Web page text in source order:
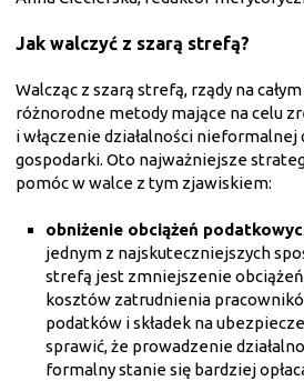
Jak walczyć z szarą strefą?
Walcząc z szarą strefą, rządy na
różnorodne metody mające na celu
i włączenie działalności
gospodarki. Oto najważniejsze
pomóc w walce z tym zjawiskiem:
obniżenie obciążeń
jednym z najskuteczniejszych
strefą jest zmniejszenie
kosztów zatrudnienia
podatków i składek na
sprawić, że prowadzenie
formalny stanie się bardziej